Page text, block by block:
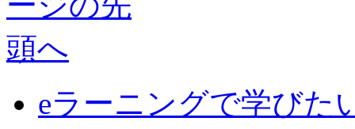
eラーニングで学びた